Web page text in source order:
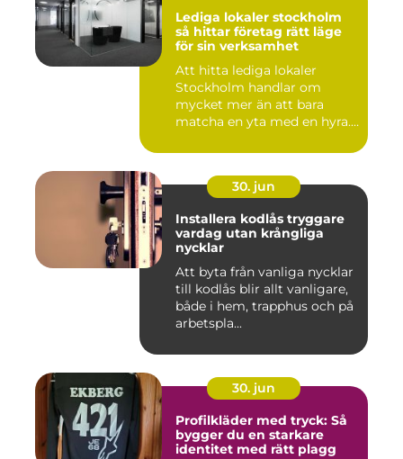
Lediga lokaler stockholm
så hittar företag rätt läge
för sin verksamhet
Att hitta lediga lokaler
Stockholm handlar om
mycket mer än att bara
matcha en yta med en hyra.
30. jun
Installera kodlås tryggare
vardag utan krångliga
nycklar
Att byta från vanliga nycklar
till kodlås blir allt vanligare,
både i hem, trapphus och på
arbetspla...
30. jun
Profilkläder med tryck: Så
bygger du en starkare
identitet med rätt plagg